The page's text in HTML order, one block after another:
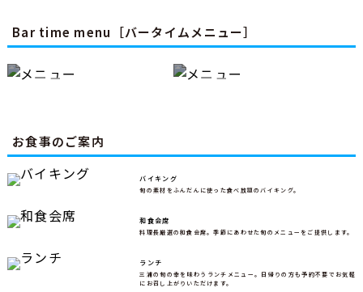
Bar time menu［バータイムメニュー］
お食事のご案内
バイキング
旬の素材をふんだんに使った食べ放題のバイキング。
和食会席
料理長厳選の和食会席。季節にあわせた旬のメニューをご提供します。
ランチ
三浦の旬の幸を味わうランチメニュー。日帰りの方も予約不要でお気軽
にお召し上がりいただけます。